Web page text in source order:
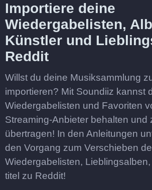
Importiere deine
Wiedergabelisten,
Künstler und
Reddit
Willst du deine Musiksammlung
importieren? Mit Soundiiz kannst
Wiedergabelisten und Favoriten
Streaming-Anbieter behalten und
übertragen! In den Anleitungen
den Vorgang zum Verschieben
Wiedergabelisten,
titel zu Reddit!